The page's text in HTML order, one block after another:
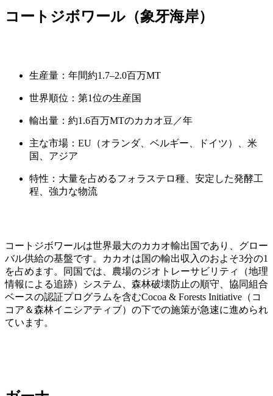
コートジボワール（象牙海岸）
生産量：年間約1.7–2.0百万MT
世界順位：第1位の生産国
輸出量：約1.6百万MTのカカオ豆／年
主な市場：EU（オランダ、ベルギー、ドイツ）、米
国、アジア
特性：大量を占めるフォラステロ種、安定した発酵工
程、強力な物流
コートジボワールは世界最大のカカオ輸出国であり、グロー
バル供給の基盤です。カカオは国の輸出収入のおよそ3分の1
を占めます。同国では、農場のジオトレーサビリティ（地理
情報による追跡）システム、森林破壊防止の順守、協同組合
ベースの認証プログラムを含むCocoa & Forests Initiative（コ
コア＆森林イニシアティブ）の下での施策が急速に進められ
ています。